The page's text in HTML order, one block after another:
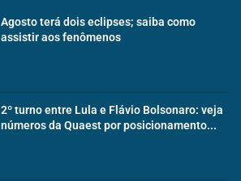
Agosto terá dois eclipses; saiba como
assistir aos fenômenos
2º turno entre Lula e Flávio Bolsonaro: veja
números da Quaest por posicionamento...